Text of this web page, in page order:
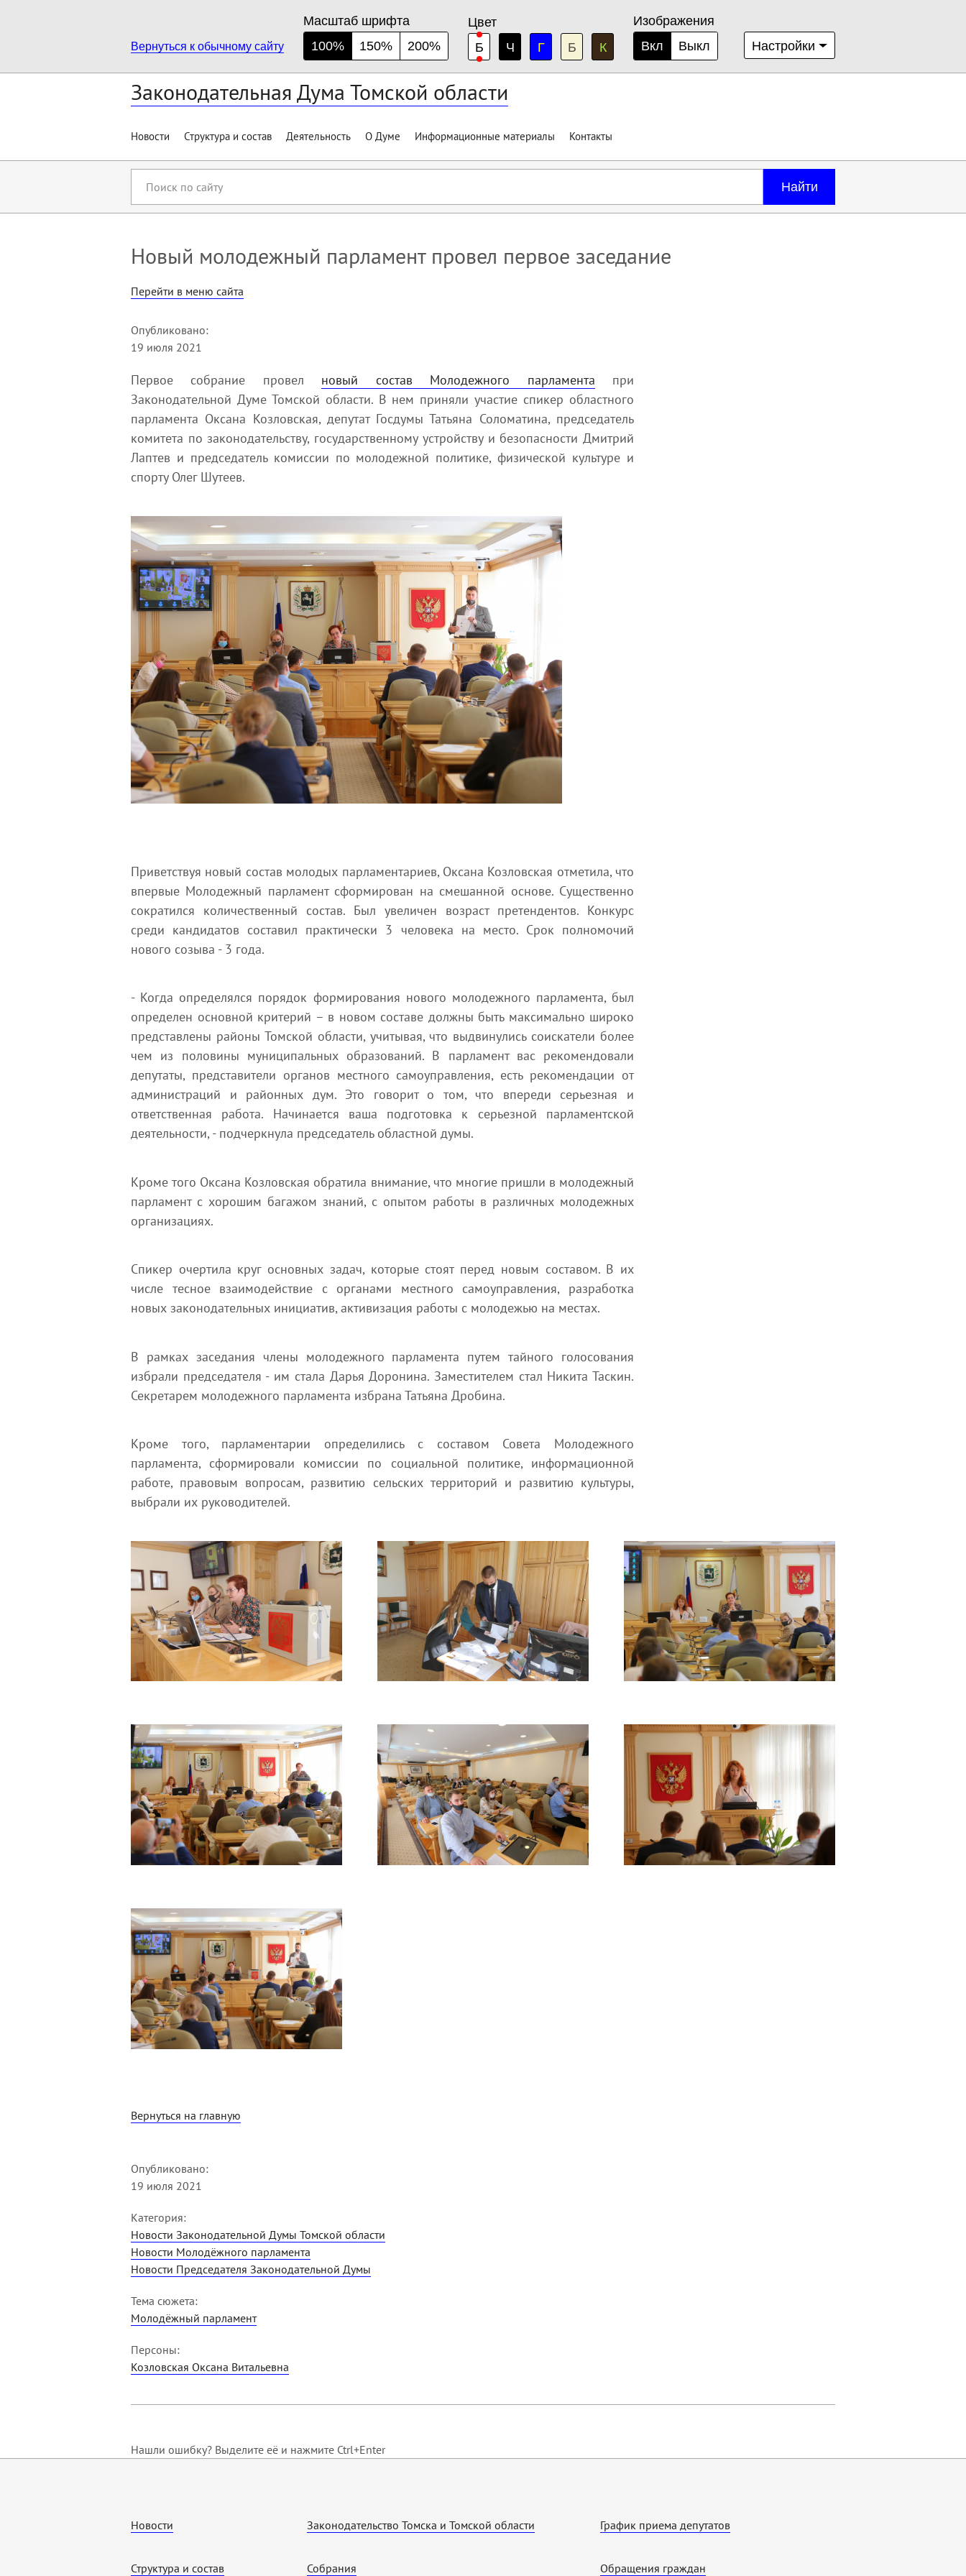
Вернуться к обычному сайту
Масштаб шрифта
100%
150% 200%
Цвет
Б
Ч Г Б К
Изображения
Вкл
Выкл Настройки
Законодательная Дума Томской области
Новости Структура и состав Деятельность О Думе Информационные материалы Контакты
сайту
Найти
Новый молодежный парламент провел первое заседание
Перейти в меню сайта
Опубликовано:
19 июля 2021
Первое собрание провел новый состав Молодежного парламента при
Законодательной Думе Томской области. В нем приняли участие спикер областного
парламента Оксана Козловская, депутат Госдумы Татьяна Соломатина, председатель
комитета по законодательству, государственному устройству и безопасности Дмитрий
Лаптев и председатель комиссии по молодежной политике, физической культуре и
спорту Олег Шутеев.
Приветствуя новый состав молодых парламентариев, Оксана Козловская отметила, что
впервые Молодежный парламент сформирован на смешанной основе. Существенно
сократился количественный состав. Был увеличен возраст претендентов. Конкурс
среди кандидатов составил практически 3 человека на место. Срок полномочий
нового созыва - 3 года.
- Когда определялся порядок формирования нового молодежного парламента, был
определен основной критерий – в новом составе должны быть максимально широко
представлены районы Томской области, учитывая, что выдвинулись соискатели более
чем из половины муниципальных образований. В парламент вас рекомендовали
депутаты, представители органов местного самоуправления, есть рекомендации от
администраций и районных дум. Это говорит о том, что впереди серьезная и
ответственная работа. Начинается ваша подготовка к серьезной парламентской
деятельности, - подчеркнула председатель областной думы.
Кроме того Оксана Козловская обратила внимание, что многие пришли в молодежный
парламент с хорошим багажом знаний, с опытом работы в различных молодежных
организациях.
Спикер очертила круг основных задач, которые стоят перед новым составом. В их
числе тесное взаимодействие с органами местного самоуправления, разработка
новых законодательных инициатив, активизация работы с молодежью на местах.
В рамках заседания члены молодежного парламента путем тайного голосования
избрали председателя - им стала Дарья Доронина. Заместителем стал Никита Таскин.
Секретарем молодежного парламента избрана Татьяна Дробина.
Кроме того, парламентарии определились с составом Совета Молодежного
парламента, сформировали комиссии по социальной политике, информационной
работе, правовым вопросам, развитию сельских территорий и развитию культуры,
выбрали их руководителей.
Вернуться на главную
Опубликовано:
19 июля 2021
Категория:
Новости Законодательной Думы Томской области
Новости Молодёжного парламента
Новости Председателя Законодательной Думы
Тема сюжета:
Молодёжный парламент
Персоны:
Козловская Оксана Витальевна
Нашли ошибку? Выделите её и нажмите Ctrl+Enter
Новости
Структура и состав
Законодательство Томска и Томской области
Собрания
График приема депутатов
Обращения граждан